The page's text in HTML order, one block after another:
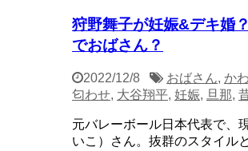
狩野舞子が妊娠&デキ婚
でおばさん？
2022/12/8 おばさん, か
匂わせ, 大谷翔平, 妊娠, 旦那,
元バレーボール日本代表で、
いこ）さん。抜群のスタイル